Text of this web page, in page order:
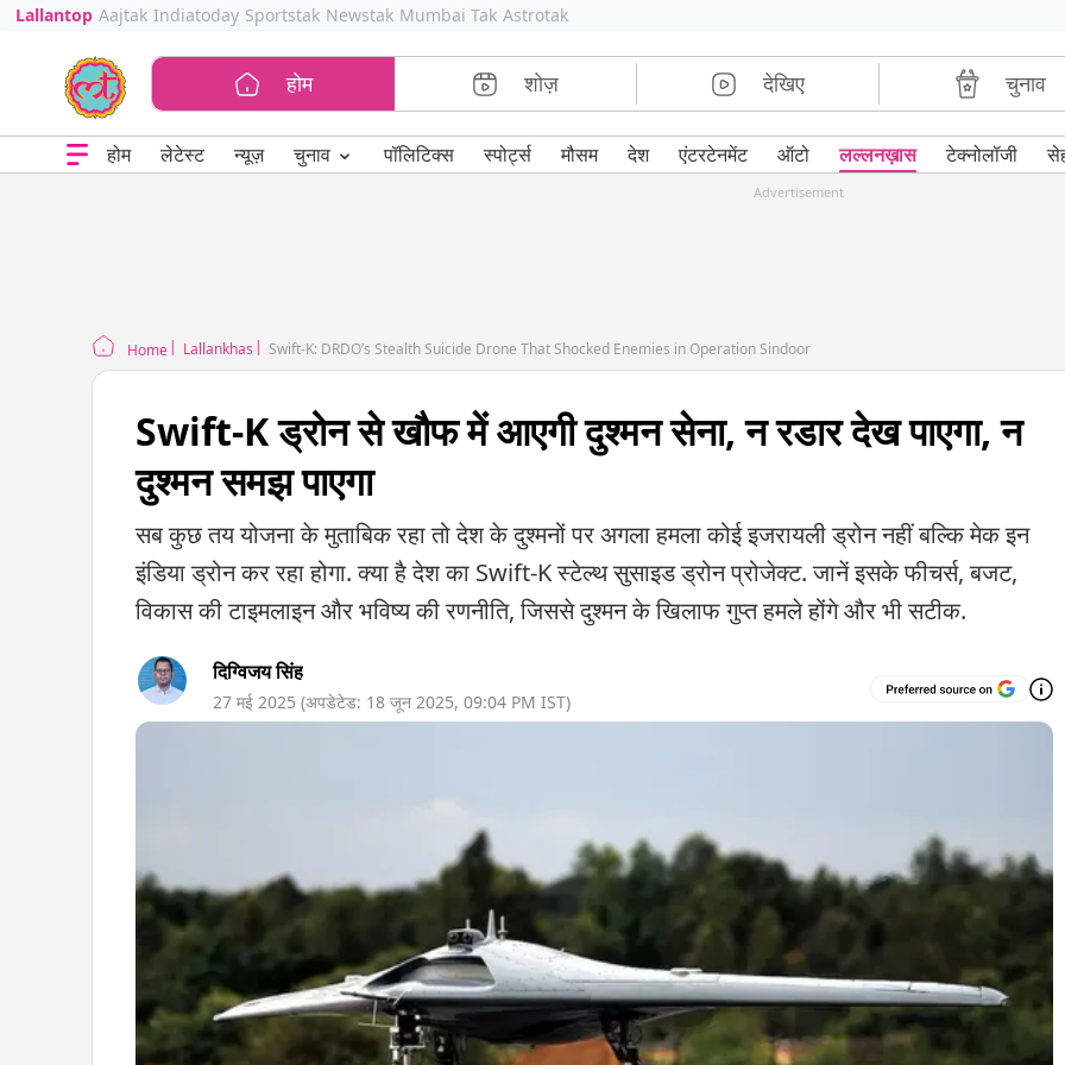
Lallantop Aajtak Indiatoday Sportstak Newstak Mumbai Tak Astrotak
होम शोज़ देखिए चुनाव
होम लेटेस्ट न्यूज़ चुनाव ⌄ पॉलिटिक्स स्पोर्ट्स मौसम देश एंटरटेनमेंट ऑटो लल्लनख़ास टेक्नोलॉजी
Advertisement
Home Lallankhas Swift-K: DRDO’s Stealth Suicide Drone That Shocked Enemies in Operation Sindoor
Swift-K ड्रोन से खौफ में आएगी दुश्मन सेना, न रडार देख पाएगा, न
दुश्मन समझ पाएगा
सब कुछ तय योजना के मुताबिक रहा तो देश के दुश्मनों पर अगला हमला कोई इजरायली ड्रोन नहीं बल्कि मेक इन
इंडिया ड्रोन कर रहा होगा. क्या है देश का Swift-K स्टेल्थ सुसाइड ड्रोन प्रोजेक्ट. जानें इसके फीचर्स, बजट,
विकास की टाइमलाइन और भविष्य की रणनीति, जिससे दुश्मन के खिलाफ गुप्त हमले होंगे और भी सटीक.
दिग्विजय सिंह
27 मई 2025 (अपडेटेड: 18 जून 2025, 09:04 PM IST)